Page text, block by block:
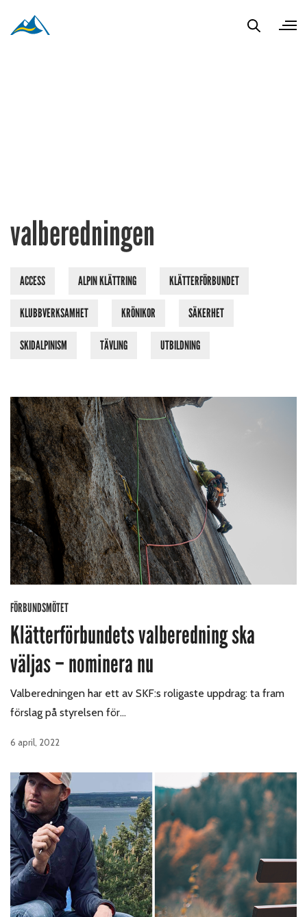
valberedningen
ACCESS ALPIN KLÄTTRING KLÄTTERFÖRBUNDET
KLUBBVERKSAMHET KRÖNIKOR SÄKERHET
SKIDALPINISM TÄVLING UTBILDNING
FÖRBUNDSMÖTET
Klätterförbundets valberedning ska
väljas – nominera nu
Valberedningen har ett av SKF:s roligaste uppdrag: ta fram
förslag på styrelsen för…
6 april, 2022